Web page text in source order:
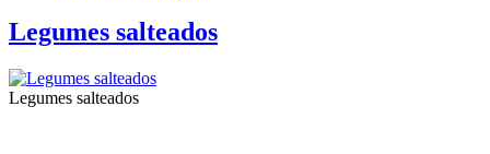
Legumes salteados
Legumes salteados